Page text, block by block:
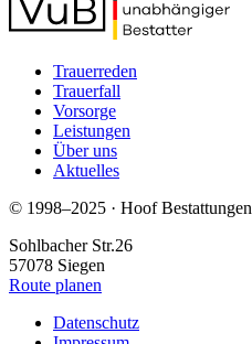
Trauerreden
Trauerfall
Vorsorge
Leistungen
Über uns
Aktuelles
© 1998–2025 · Hoof Bestattungen
Sohlbacher Str.26
57078 Siegen
Route planen
Datenschutz